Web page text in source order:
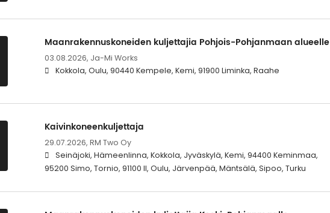
Maanrakennuskoneiden kuljettajia Pohjois-Pohjanmaan alueelle
03.08.2026, Ja-Mi Works
Kokkola, Oulu, 90440 Kempele, Kemi, 91900 Liminka, Raahe
Kaivinkoneenkuljettaja
29.07.2026, RM Two Oy
Seinäjoki, Hämeenlinna, Kokkola, Jyväskylä, Kemi, 94400 Keminmaa,
95200 Simo, Tornio, 91100 II, Oulu, Järvenpää, Mäntsälä, Sipoo, Turku